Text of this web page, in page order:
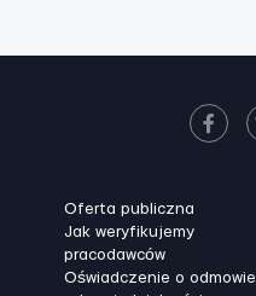
Oferta publiczna
Jak weryfikujemy
pracodawców
Oświadczenie o odmowie